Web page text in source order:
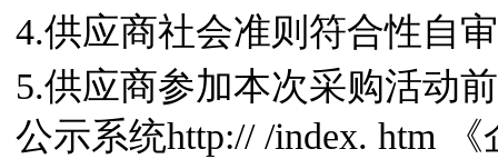
4.供应商社会准则符合性自
5.供应商参加本次采购活动
公示系统http:// /index. htm